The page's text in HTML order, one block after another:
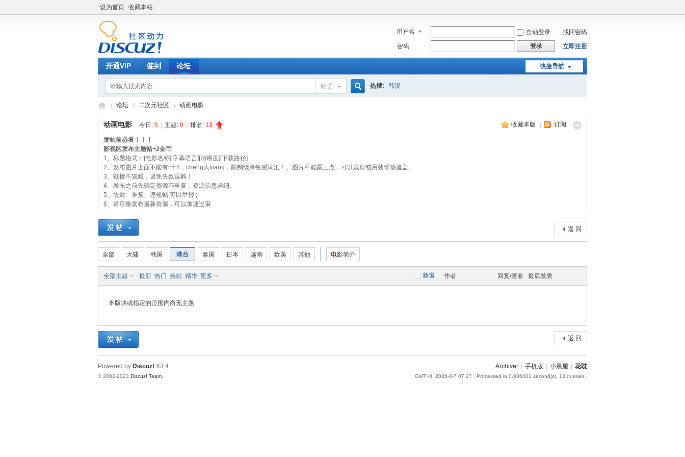
设为首页 收藏本站
用户名 自动登录
找回密码
密码
登录 立即注册
快捷导航
开通VIP 签到 论坛
帖子 热搜: 韩漫
hu
ad
»
论坛
›
二次元社区
›
动画电影
收藏本版 订阅
动画电影 今日: 0 主题: 0 排名: 13
发帖前必看！！！
影视区发布主题帖+2金币
1、标题格式：[电影名称][字幕语言][清晰度][下载路径]
2、发布图片上面不能有r十8，cheng人xiang，限制级等敏感词汇！。图片不能露三点，可以裁剪或用装饰物遮盖。
3、链接不隐藏，避免失效误购！
4、发布之前先确定资源不重复，资源信息详细。
5、失效、重复、违规帖 可以举报 ;
6、请尽量发布最新资源，可以加速过审
返 回
全部 大陆 韩国 港台 泰国 日本 越南 欧美 其他 电影简介
新窗
全部主题 最新 热门 热帖 精华 更多 作者 回复/查看 最后发表
本版块或指定的范围内尚无主题
返 回
Archiver 手机版 小黑屋 花耽
GMT+8, 2026-8-7 07:27 , Processed in 0.036401 second(s), 13 queries .
Powered by Discuz! X3.4
© 2001-2023 Discuz! Team